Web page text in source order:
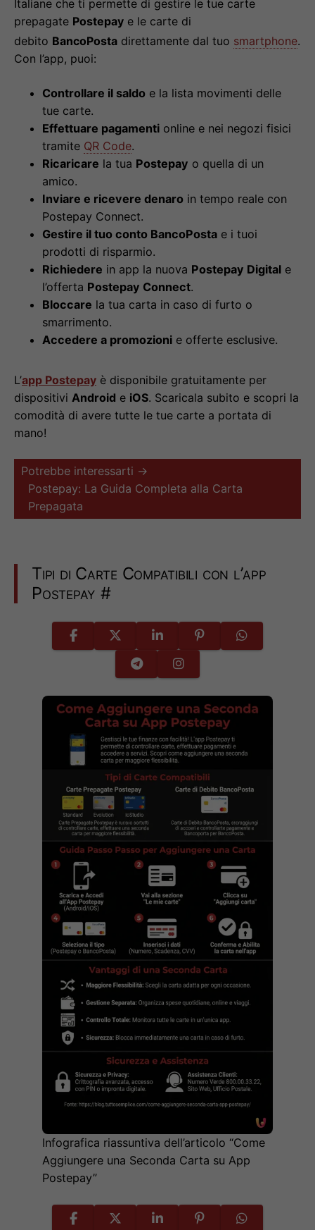
Italiane che ti permette di gestire le tue carte
prepagate Postepay e le carte di
debito BancoPosta direttamente dal tuo smartphone.
Con l’app, puoi:
Controllare il saldo e la lista movimenti delle
tue carte.
Effettuare pagamenti online e nei negozi fisici
tramite QR Code.
Ricaricare la tua Postepay o quella di un
amico.
Inviare e ricevere denaro in tempo reale con
Postepay Connect.
Gestire il tuo conto BancoPosta e i tuoi
prodotti di risparmio.
Richiedere in app la nuova Postepay Digital e
l’offerta Postepay Connect.
Bloccare la tua carta in caso di furto o
smarrimento.
Accedere a promozioni e offerte esclusive.
L’app Postepay è disponibile gratuitamente per
dispositivi Android e iOS. Scaricala subito e scopri la
comodità di avere tutte le tue carte a portata di
mano!
Potrebbe interessarti →
Postepay: La Guida Completa alla Carta
Prepagata
Tipi di Carte Compatibili con l’app
Postepay #
Infografica riassuntiva dell’articolo “Come
Aggiungere una Seconda Carta su App
Postepay”